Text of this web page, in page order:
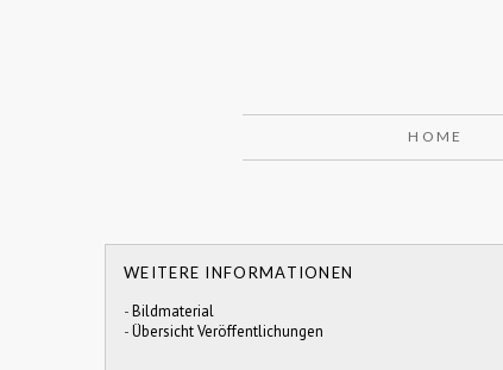
HOME
WEITERE INFORMATIONEN
-Bildmaterial
-Übersicht Veröffentlichungen